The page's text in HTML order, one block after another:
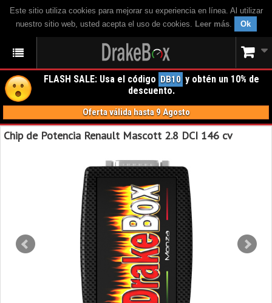
Este sitio utiliza cookies para mejorar su experiencia en línea. Al utilizar
nuestro sitio web, usted acepta el uso de cookies. Leer más. Ok
FLASH SALE: Usa el código DB10 y obtén un 10% de
descuento.
Oferta válida hasta 9 Agosto
Chip de Potencia Renault Mascott 2.8 DCI 146 cv